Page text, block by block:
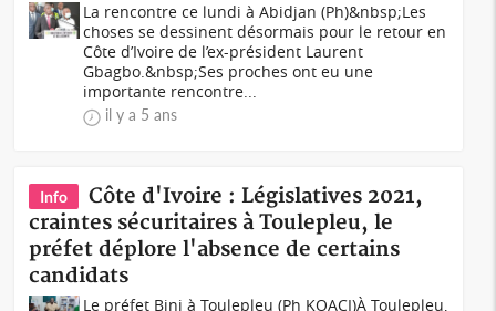
La rencontre ce lundi à Abidjan (Ph)&nbsp;Les
choses se dessinent désormais pour le retour en
Côte d’Ivoire de l’ex-président Laurent
Gbagbo.&nbsp;Ses proches ont eu une
importante rencontre...
il y a 5 ans
Info
Côte d'Ivoire : Législatives 2021,
craintes sécuritaires à Toulepleu, le
préfet déplore l'absence de certains
candidats
Le préfet Bini à Toulepleu (Ph KOACI)À Toulepleu,